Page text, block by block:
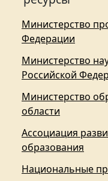
Министерство
Федерации
Министерство
Российской
Министерство
области
Ассоциация
образования
Национальные